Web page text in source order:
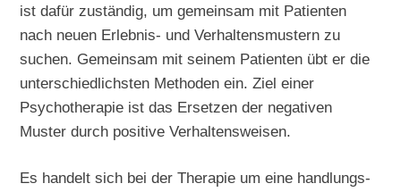
ist dafür zuständig, um gemeinsam mit Patienten
nach neuen Erlebnis- und Verhaltensmustern zu
suchen. Gemeinsam mit seinem Patienten übt er die
unterschiedlichsten Methoden ein. Ziel einer
Psychotherapie ist das Ersetzen der negativen
Muster durch positive Verhaltensweisen.
Es handelt sich bei der Therapie um eine handlungs-